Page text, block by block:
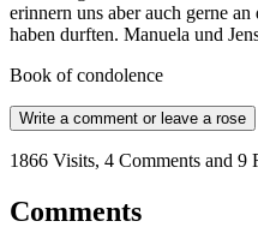
erinnern uns aber auch gerne
haben durften. Manuela und
Book of condolence
Write a comment or leave a rose
1866 Visits, 4 Comments and 9
Comments